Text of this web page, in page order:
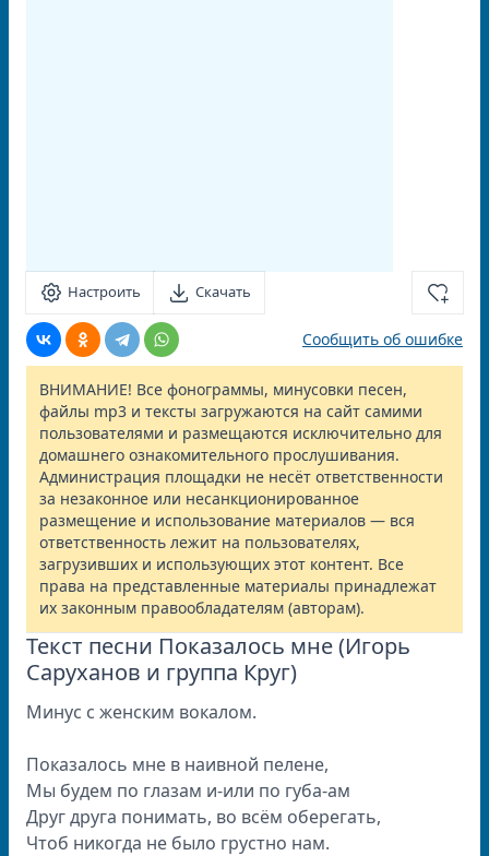
Настроить Скачать
Сообщить об ошибке
ВНИМАНИЕ! Все фонограммы, минусовки песен,
файлы mp3 и тексты загружаются на сайт самими
пользователями и размещаются исключительно для
домашнего ознакомительного прослушивания.
Администрация площадки не несёт ответственности
за незаконное или несанкционированное
размещение и использование материалов — вся
ответственность лежит на пользователях,
загрузивших и использующих этот контент. Все
права на представленные материалы принадлежат
их законным правообладателям (авторам).
Текст песни Показалось мне (Игорь
Саруханов и группа Круг)
Минус с женским вокалом.
Показалось мне в наивной пелене,
Мы будем по глазам и-или по губа-ам
Друг друга понимать, во всём оберегать,
Чтоб никогда не было грустно нам.